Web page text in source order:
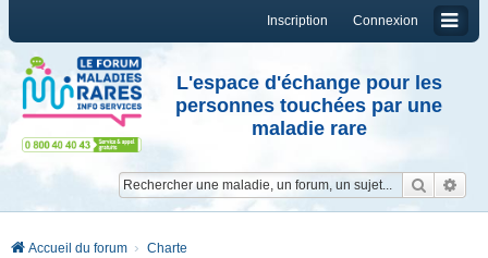
Connexion
Inscription
L'espace d'échange pour les
personnes touchées par une
maladie rare
Accueil du forum Charte